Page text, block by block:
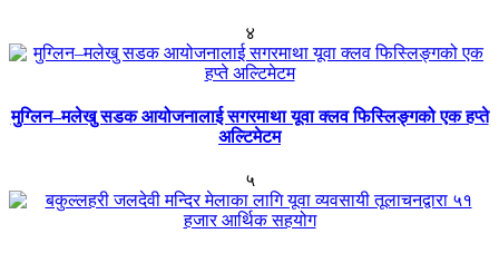
४
मुग्लिन–मलेखु सडक आयोजनालाई सगरमाथा यूवा क्लव फिस्लिङ्गको एक हप्ते
अल्टिमेटम
५